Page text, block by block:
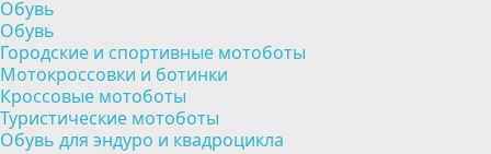
Обувь
Обувь
Городские и спортивные мотоботы
Мотокроссовки и ботинки
Кроссовые мотоботы
Туристические мотоботы
Обувь для эндуро и квадроцикла